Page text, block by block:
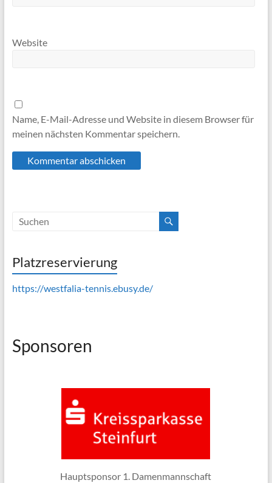
Website
Name, E-Mail-Adresse und Website in diesem Browser für
meinen nächsten Kommentar speichern.
Platzreservierung
https://westfalia-tennis.ebusy.de/
Sponsoren
Hauptsponsor 1. Damenmannschaft